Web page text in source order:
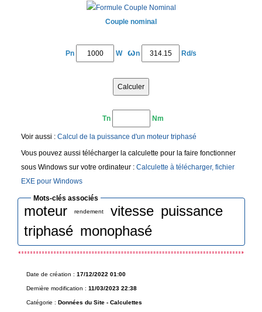
Couple nominal
Pn W ωn Rd/s
Tn Nm
Voir aussi : Calcul de la puissance d'un moteur triphasé
Vous pouvez aussi télécharger la calculette pour la faire fonctionner
sous Windows sur votre ordinateur : Calculette à télécharger, fichier
EXE pour Windows
Mots-clés associés
moteur rendement vitesse puissance
triphasé monophasé
Date de création : 17/12/2022 01:00
Dernière modification : 11/03/2023 22:38
Catégorie : Données du Site - Calculettes